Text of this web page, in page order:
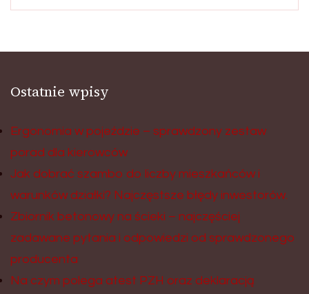
Ostatnie wpisy
Ergonomia w pojeździe – sprawdzony zestaw
porad dla kierowców
Jak dobrać szambo do liczby mieszkańców i
warunków działki? Najczęstsze błędy inwestorów.
Zbiornik betonowy na ścieki – najczęściej
zadawane pytania i odpowiedzi od sprawdzonego
producenta
Na czym polega atest PZH oraz deklaracją